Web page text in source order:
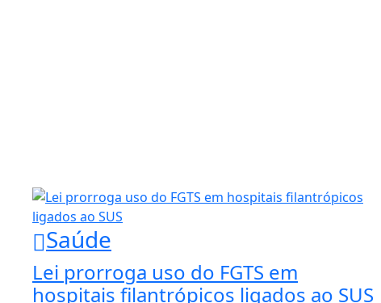
Saúde
Lei prorroga uso do FGTS em
hospitais filantrópicos ligados ao SUS